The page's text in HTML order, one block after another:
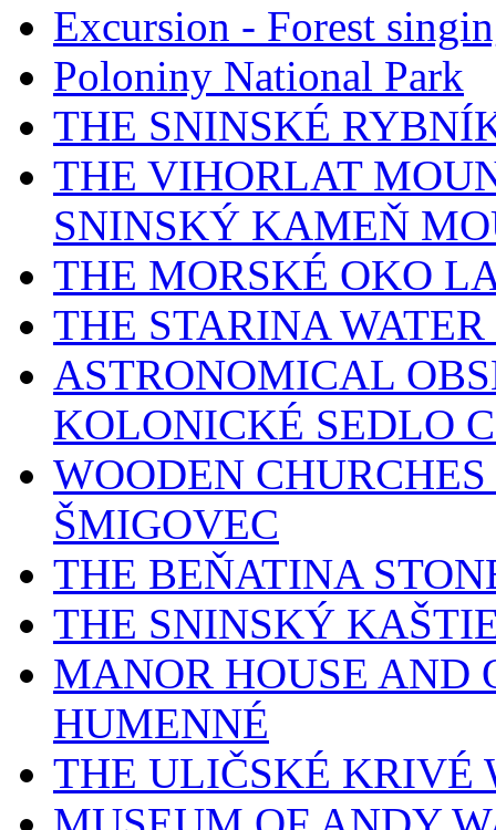
Excursion - Forest
Poloniny National Park
THE SNINSKÉ
THE VIHORLAT
SNINSKÝ KAMEŇ
THE MORSKÉ OKO
THE STARINA
ASTRONOMICAL
KOLONICKÉ SEDLO
WOODEN
ŠMIGOVEC
THE BEŇATINA
THE SNINSKÝ
MANOR HOUSE AND
HUMENNÉ
THE ULIČSKÉ KRIVÉ